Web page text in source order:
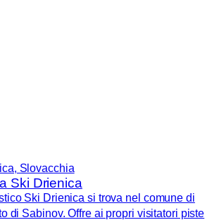
Slovacchia
Ski Drienica
Ski Drienica si trova nel comune di
di Sabinov. Offre ai propri visitatori piste